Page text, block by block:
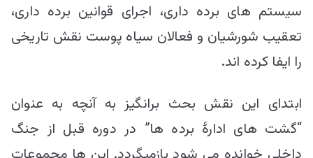
سیستم های برده داری، اجرای قوانین برده داری،
تعقیب شورشیان و فعالان سیاه پوست نقش تاریخی
را ایفا کرده اند.
ابتدای این نقش بحث برانگیز به آنچه به عنوان
“گشت های ادارۀ برده ها” در دوره قبل از جنگ